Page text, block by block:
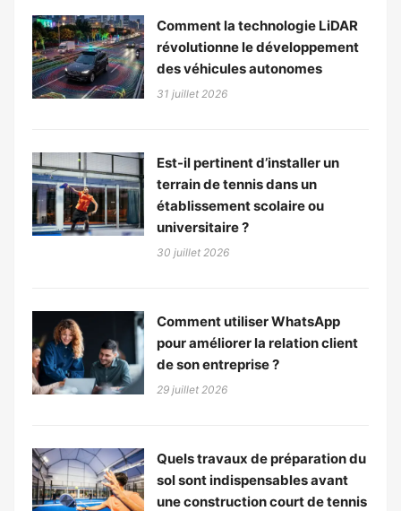
Comment la technologie LiDAR
révolutionne le développement
des véhicules autonomes
31 juillet 2026
Est-il pertinent d’installer un
terrain de tennis dans un
établissement scolaire ou
universitaire ?
30 juillet 2026
Comment utiliser WhatsApp
pour améliorer la relation client
de son entreprise ?
29 juillet 2026
Quels travaux de préparation du
sol sont indispensables avant
une construction court de tennis